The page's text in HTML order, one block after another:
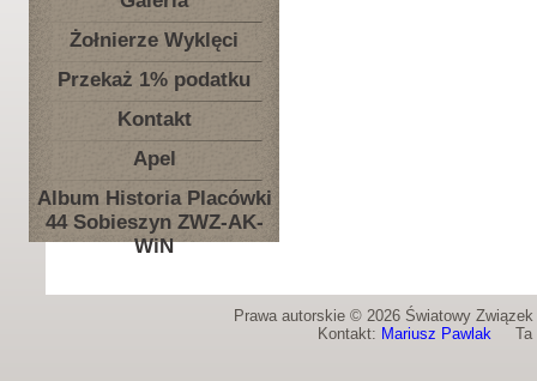
Żołnierze Wyklęci
Przekaż 1% podatku
Kontakt
Apel
Album Historia Placówki
44 Sobieszyn ZWZ-AK-
WiN
Prawa autorskie © 2026 Światowy
Kontakt: Mariusz PawlakTa